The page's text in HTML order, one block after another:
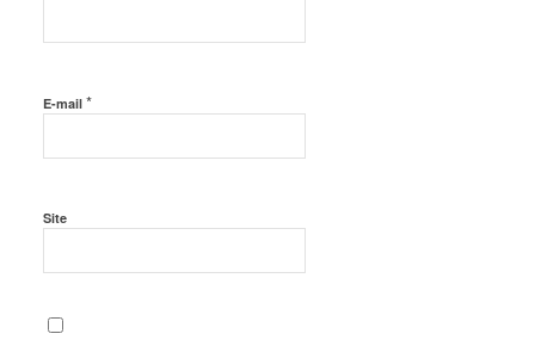
E-mail *
Site